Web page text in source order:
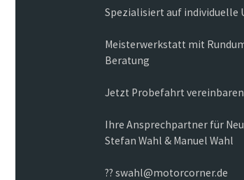
Spezialisiert auf individuelle
Meisterwerkstatt mit
Beratung
Jetzt Probefahrt
Ihre Ansprechpartner für
Stefan Wahl & Manuel Wahl
?? swahl@motorcorner.de